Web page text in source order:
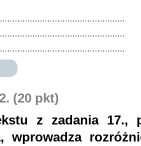
(20 pkt)
z zadania 17.,
wprowadza